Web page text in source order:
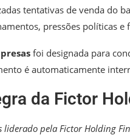
tentativas de venda do
pressões políticas e
foi designada para
é automaticamente
da Fictor
liderado pela Fictor Holding